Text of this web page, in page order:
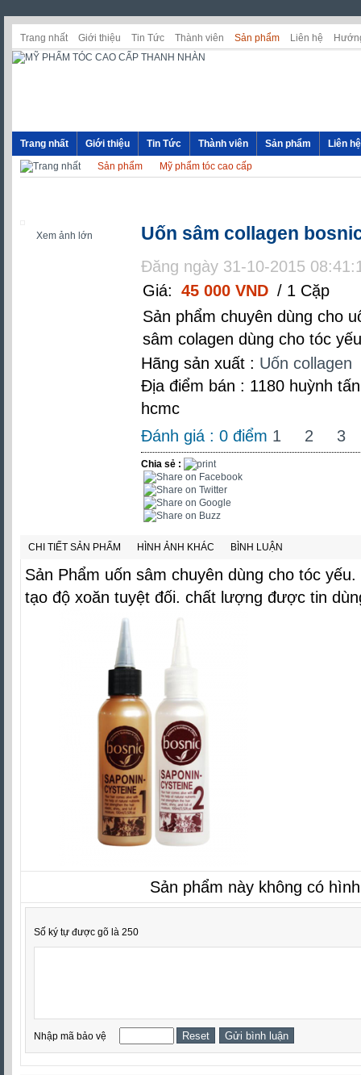
Trang nhất Giới thiệu Tin Tức Thành viên Sản phẩm Liên hệ
Trang nhất Giới thiệu Tin Tức Thành viên Sản phẩm
Liên hệ
Sản phẩm
Mỹ phẩm tóc cao cấp
Xem ảnh lớn Uốn sâm collagen
Đăng ngày 31-10-2015
Giá: 45 000 VND / 1 Cặp
Sản phẩm chuyên dùng cho
sâm colagen dùng cho tóc
Hãng sản xuất : Uốn collagen
Địa điểm bán : 1180 huỳnh
hcmc
Đánh giá : 0 điểm 1 2 3
Chia sẻ :
CHI TIẾT SẢN PHẨM HÌNH ẢNH KHÁC BÌNH LUẬN
Sản Phẩm uốn sâm chuyên dùng cho tóc yếu.
tạo độ xoăn tuyệt đối. chất lượng được tin
Sản phẩm này không có
Số ký tự được gõ là 250
Nhập mã bảo vệ